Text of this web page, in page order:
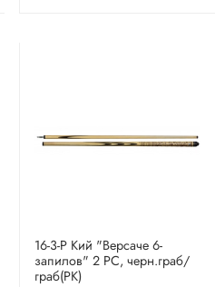
16-3-Р Кий "Версаче 6-
запилов" 2 РС, черн.граб/
граб(РК)